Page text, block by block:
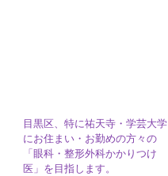
目黒区、特に祐天寺・学芸大学
にお住まい・お勤めの方々の
「眼科・整形外科かかりつけ
医」を目指します。